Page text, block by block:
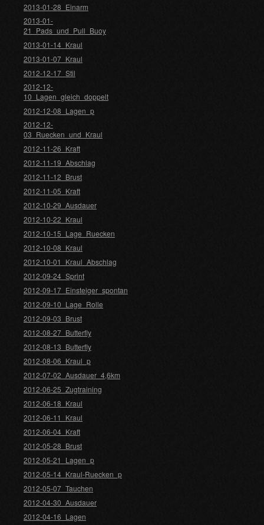
2013-01-28_Einarm
2013-01-
21_Pads_und_Pull_Buoy
2013-01-14_Kraul
2013-01-07_Kraul
2012-12-17_Stil
2012-12-
10_Lagen_gleich_doppelt
2012-12-08_Lagen_p
2012-12-
03_Ruecken_und_Kraul
2012-11-26_Kraft
2012-11-19_Abschlag
2012-11-12_Brust
2012-11-05_Kraft
2012-10-29_Ausdauer
2012-10-22_Kraul
2012-10-15_Lage_Ruecken
2012-10-08_Kraul
2012-10-01_Kraul_Abschlag
2012-09-24_Sprint
2012-09-17_Einsteiger_spontan
2012-09-10_Lage_Rolle
2012-09-03_Brust
2012-08-27_Butterfly
2012-08-13_Butterfly
2012-08-06_Kraul_p
2012-07-02_Ausdauer_4,6km
2012-06-25_Zugtraining
2012-06-18_Kraul
2012-06-11_Kraul
2012-06-04_Kraft
2012-05-28_Brust
2012-05-21_Lagen_p
2012-05-14_Kraul-Ruecken_p
2012-05-07_Tauchen
2012-04-30_Ausdauer
2012-04-16_Lagen